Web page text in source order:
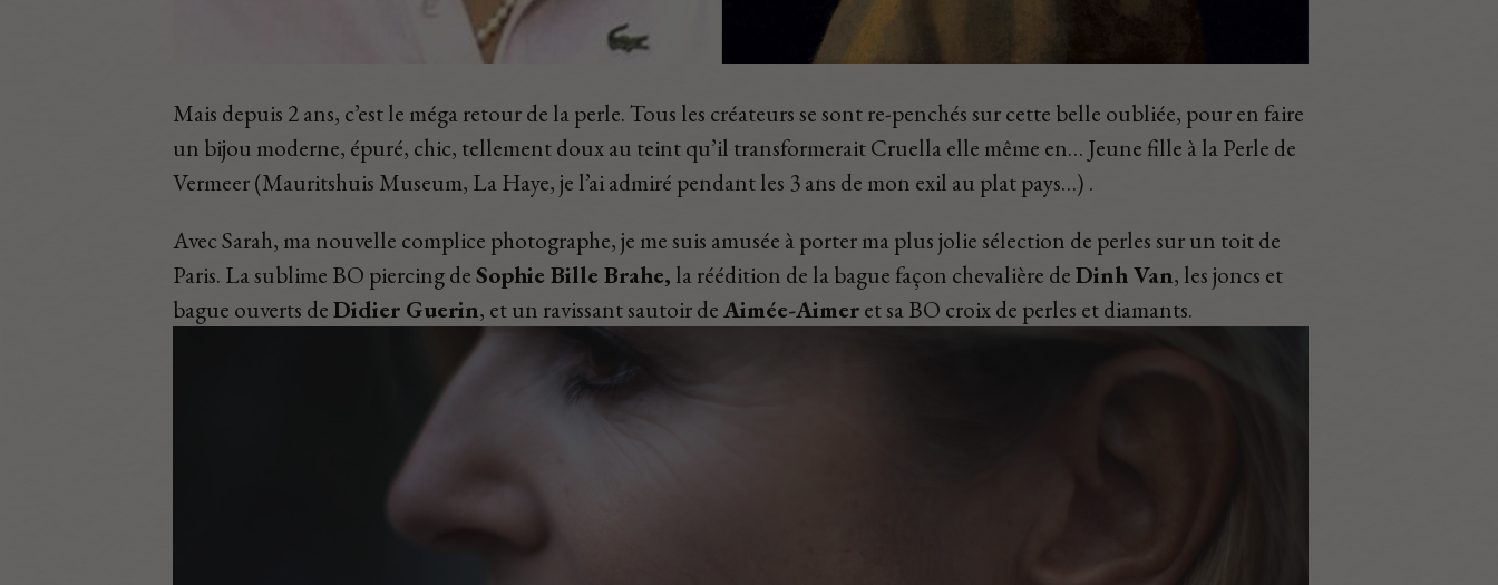
Mais depuis 2 ans, c’est le méga retour de la perle. Tous les créateurs se sont re-penchés sur cette belle oubliée, pour en faire
un bijou moderne, épuré, chic, tellement doux au teint qu’il transformerait Cruella elle même en… Jeune fille à la Perle de
Vermeer (Mauritshuis Museum, La Haye, je l’ai admiré pendant les 3 ans de mon exil au plat pays…) .
Avec Sarah, ma nouvelle complice photographe, je me suis amusée à porter ma plus jolie sélection de perles sur un toit de
Paris. La sublime BO piercing deSophie Bille Brahe, la réédition de la bague façon chevalière deDinh Van, les joncs et
bague ouverts deDidier Guerin, et un ravissant sautoir deAimée-Aimeret sa BO croix de perles et diamants.